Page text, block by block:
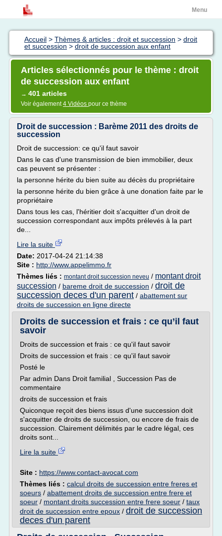
Menu
Accueil > Thèmes & articles : droit et succession > droit
et succession > droit de succession aux enfant
Articles sélectionnés pour le thème : droit
de succession aux enfant
→ 401 articles
Voir également4 Vidéos pour ce thème
Droit de succession : Barème 2011 des droits de
succession
Droit de succession: ce qu'il faut savoir
Dans le cas d'une transmission de bien immobilier, deux
cas peuvent se présenter :
la personne hérite du bien suite au décès du propriétaire
la personne hérite du bien grâce à une donation faite par le
propriétaire
Dans tous les cas, l'héritier doit s'acquitter d'un droit de
succession correspondant aux impôts prélevés à la part
de...
Lire la suite
Date: 2017-04-24 21:14:38
Site : http://www.appelimmo.fr
Thèmes liés : montant droit succession neveu / montant droit
succession / bareme droit de succession / droit de
succession deces d'un parent / abattement sur
droits de succession en ligne directe
Droits de succession et frais : ce qu’il faut
savoir
Droits de succession et frais : ce qu'il faut savoir
Droits de succession et frais : ce qu'il faut savoir
Posté le
Par admin Dans Droit familial , Succession Pas de
commentaire
droits de succession et frais
Quiconque reçoit des biens issus d'une succession doit
s'acquitter de droits de succession, ou encore de frais de
succession. Clairement délimités par le cadre légal, ces
droits sont...
Lire la suite
Site : https://www.contact-avocat.com
Thèmes liés : calcul droits de succession entre freres et
soeurs / abattement droits de succession entre frere et
soeur / montant droits succession entre frere soeur / taux
droit de succession entre epoux / droit de succession
deces d'un parent